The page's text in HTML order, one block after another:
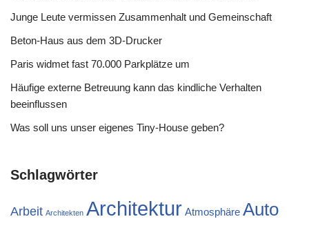
Junge Leute vermissen Zusammenhalt und Gemeinschaft
Beton-Haus aus dem 3D-Drucker
Paris widmet fast 70.000 Parkplätze um
Häufige externe Betreuung kann das kindliche Verhalten
beeinflussen
Was soll uns unser eigenes Tiny-House geben?
Schlagwörter
Arbeit Architekten Architektur Atmosphäre Auto